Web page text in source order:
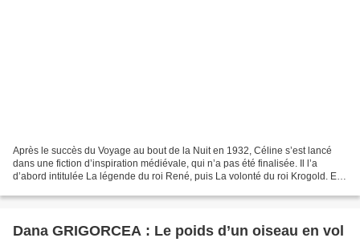
Après le succès du Voyage au bout de la Nuit en 1932, Céline s’est lancé
dans une fiction d’inspiration médiévale, qui n’a pas été finalisée. Il l’a
d’abord intitulée La légende du roi René, puis La volonté du roi Krogold. En
Dana GRIGORCEA : Le poids d’un oiseau en vol